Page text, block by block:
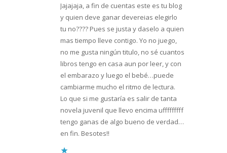
Jajajaja, a fin de cuentas este es tu blog
y quien deve ganar devereias elegirlo
tu no???? Pues se justa y daselo a quien
mas tiempo lleve contigo. Yo no juego,
no me gusta ningún titulo, no sé cuantos
libros tengo en casa aun por leer, y con
el embarazo y luego el bebé…puede
cambiarme mucho el ritmo de lectura.
Lo que si me gustaría es salir de tanta
novela juvenil que llevo encima ufffffffff
tengo ganas de algo bueno de verdad…
en fin. Besotes!!